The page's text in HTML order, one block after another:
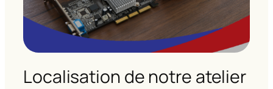
Localisation de notre atelier